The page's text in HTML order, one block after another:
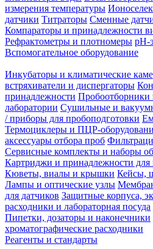
измерения температуры
датчики Титраторы Сменные
Компараторы и принадлежности
Рефрактометры и плотномеры pH-
Вспомогательное оборудование
Инкубаторы и климатические
встряхиватели и диспергаторы
принадлежности Пробоотборники
лаборатории Сушильные и
/ приборы для пробоподготовки
Термоциклеры и ПЦР-
аксессуары отбора проб
Сервисные комплекты и наборы
Картриджи и принадлежности для
Кюветы, виалы и крышки Кейсы,
Лампы и оптические узлы
для датчиков Защитные корпуса,
расходники и лабораторная посуда
Пипетки, дозаторы и наконечники
хроматографические расходники
Реагенты и стандарты